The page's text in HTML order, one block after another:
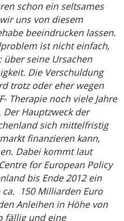
schon ein seltsames
uns von diesem
beeindrucken lassen.
ist nicht einfach,
seine Ursachen
Die Verschuldung
trotz oder eher wegen
Therapie noch viele Jahre
Hauptzweck der
sich mittelfristig
finanzieren kann,
Dabei kommt laut
for European Policy
bis Ende 2012 ein
150 Milliarden Euro
Anleihen in Höhe von
fällig und eine